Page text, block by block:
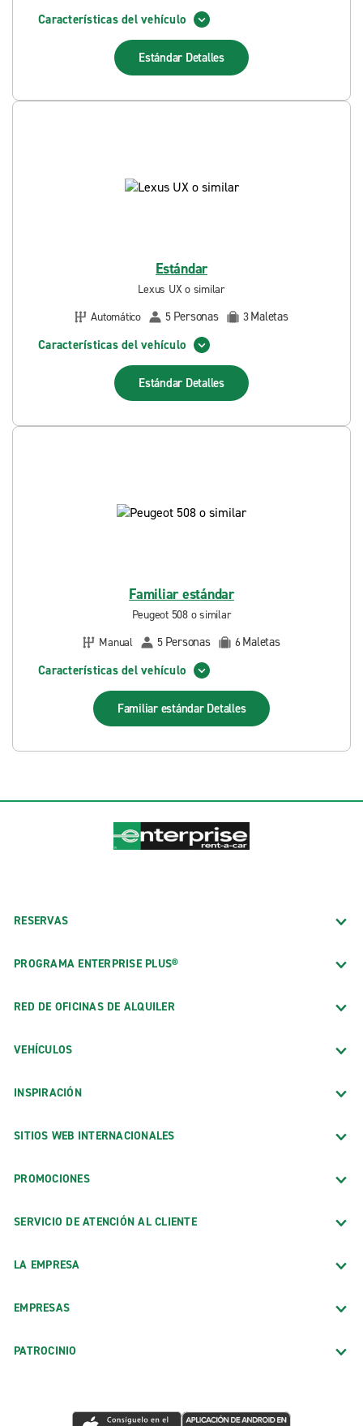
Características del vehículo
Estándar Detalles
Estándar
Lexus UX o similar
Automático
5 Personas 3Maletas
Características del vehículo
Estándar Detalles
Familiar estándar
Peugeot 508 o similar
Manual
5 Personas 6Maletas
Características del vehículo
Familiar estándar Detalles
RESERVAS
PROGRAMA ENTERPRISE PLUS®
RED DE OFICINAS DE ALQUILER
VEHÍCULOS
INSPIRACIÓN
SITIOS WEB INTERNACIONALES
PROMOCIONES
SERVICIO DE ATENCIÓN AL CLIENTE
LA EMPRESA
EMPRESAS
PATROCINIO